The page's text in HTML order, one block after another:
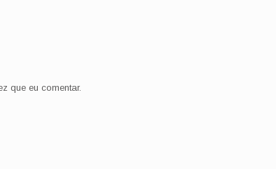
que eu comentar.